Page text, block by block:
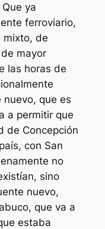
ya
ferroviario,
mixto, de
mayor
las horas de
que es
a permitir que
de Concepción
con San
no
sino
nuevo,
que va a
estaba